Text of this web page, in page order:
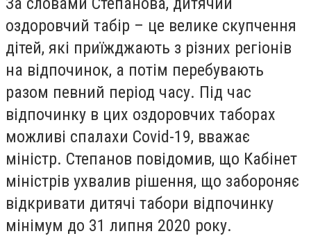
оздоровчий табір – це велике скупчення
дітей, які приїжджають з різних регіонів
на відпочинок, а потім перебувають
разом певний період часу. Під час
відпочинку в цих оздоровчих таборах
можливі спалахи Covid-19, вважає
міністр. Степанов повідомив, що Кабінет
міністрів ухвалив рішення, що забороняє
відкривати дитячі табори відпочинку
мінімум до 31 липня 2020 року.